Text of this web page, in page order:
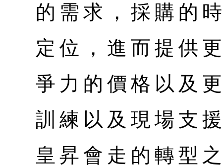
的需求，採購的
定位，進而提供
爭力的價格以及
訓練以及現場支
皇昇會走的轉型